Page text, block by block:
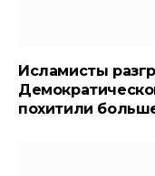
Исламисты
похитили